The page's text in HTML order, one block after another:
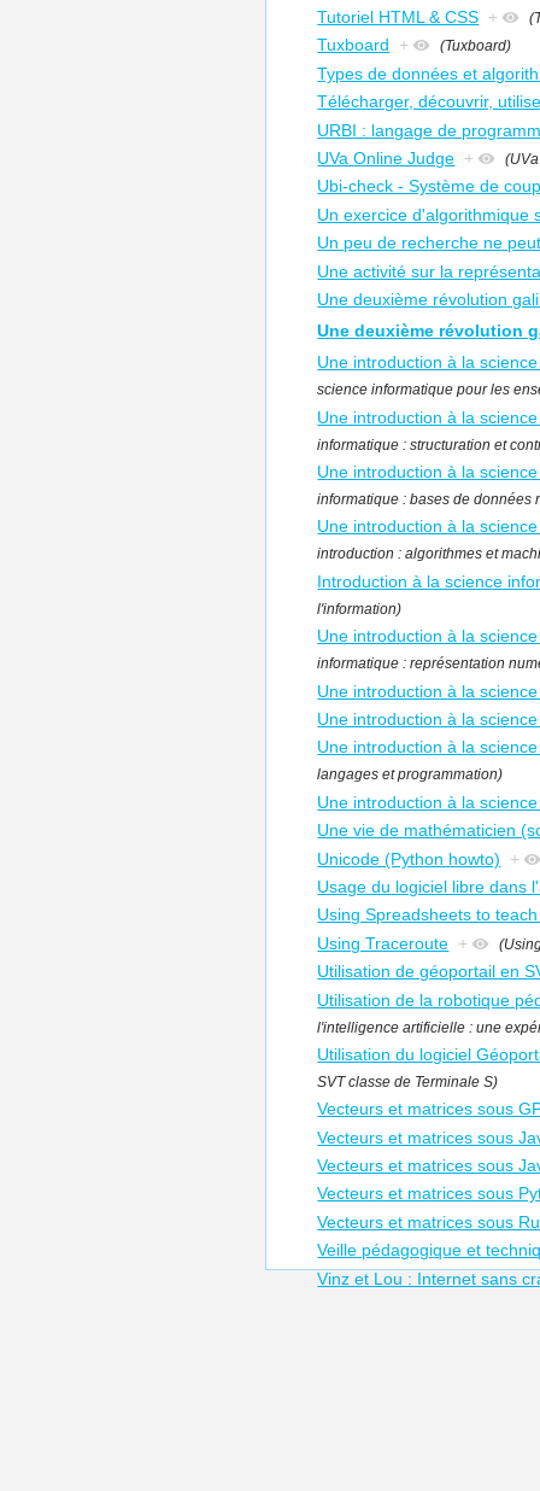
Tutoriel HTML & CSS +
Tuxboard + (Tuxboard)
Types de données et
Télécharger, découvrir,
URBI : langage de
UVa Online Judge +
Ubi-check - Système de
Un exercice d'algorithmique
Un peu de recherche ne
Une activité sur la
Une deuxième révolution
Une deuxième révolution
Une introduction à la
science informatique pour les
Une introduction à la
informatique : structuration et
Une introduction à la
informatique : bases de données
Une introduction à la
introduction : algorithmes et
Introduction à la science
l'information)
Une introduction à la
informatique : représentation
Une introduction à la
Une introduction à la
Une introduction à la
langages et programmation)
Une introduction à la
Une vie de mathématicien
Unicode (Python howto)
+
Usage du logiciel libre dans
Using Spreadsheets to
Using Traceroute +
Utilisation de géoportail en
Utilisation de la robotique
l'intelligence artificielle : une
Utilisation du logiciel
SVT classe de Terminale S)
Vecteurs et matrices sous
Vecteurs et matrices sous
Vecteurs et matrices sous
Vecteurs et matrices sous
Vecteurs et matrices sous
Veille pédagogique et
Vinz et Lou : Internet sans